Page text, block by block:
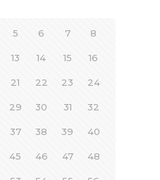
5 6 7 8
13 14 15 16
21 22 23 24
29 30 31 32
37 38 39 40
45 46 47 48